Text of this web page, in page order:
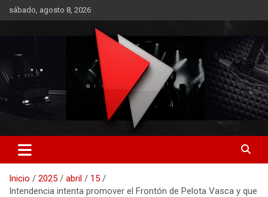
Saltar
al
sábado, agosto 8, 2026
RO CONTENIDOS
Inicio 2025 abril
15
Intendencia intenta promover el Frontón de Pelota Vasca y que